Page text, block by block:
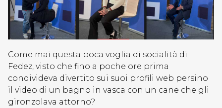
Come mai questa poca voglia di socialità di
Fedez, visto che fino a poche ore prima
condivideva divertito sui suoi profili web persino
il video di un bagno in vasca con un cane che gli
gironzolava attorno?